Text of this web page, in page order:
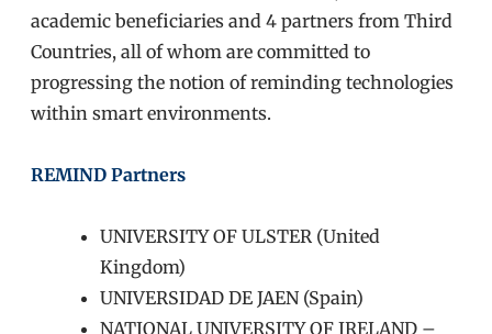
academic beneficiaries and 4 partners from Third
Countries, all of whom are committed to
progressing the notion of reminding technologies
within smart environments.
REMIND Partners
UNIVERSITY OF ULSTER (United
Kingdom)
UNIVERSIDAD DE JAEN (Spain)
NATIONAL UNIVERSITY OF IRELAND –